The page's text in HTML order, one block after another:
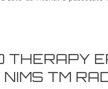
THERAPY
TM